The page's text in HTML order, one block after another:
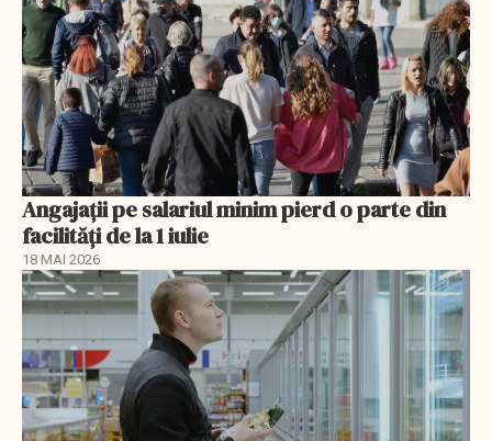
Angajații pe salariul minim pierd o parte din
facilități de la 1 iulie
18 MAI 2026